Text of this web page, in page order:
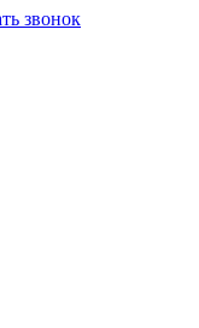
звонок